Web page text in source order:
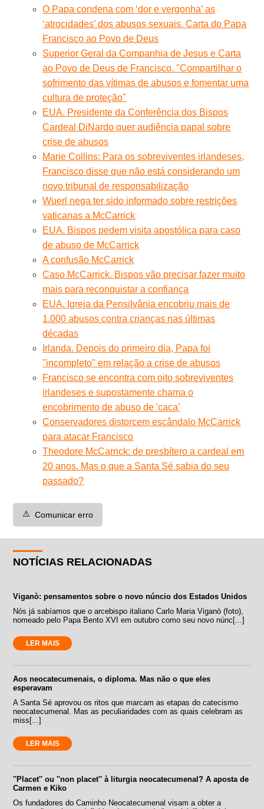
O Papa condena com ‘dor e vergonha’ as
‘atrocidades’ dos abusos sexuais. Carta do Papa
Francisco ao Povo de Deus
Superior Geral da Companhia de Jesus e Carta
ao Povo de Deus de Francisco. "Compartilhar o
sofrimento das vítimas de abusos e fomentar uma
cultura de proteção"
EUA. Presidente da Conferência dos Bispos
Cardeal DiNardo quer audiência papal sobre
crise de abusos
Marie Collins: Para os sobreviventes irlandeses,
Francisco disse que não está considerando um
novo tribunal de responsabilização
Wuerl nega ter sido informado sobre restrições
vaticanas a McCarrick
EUA. Bispos pedem visita apostólica para caso
de abuso de McCarrick
A confusão McCarrick
Caso McCarrick. Bispos vão precisar fazer muito
mais para reconquistar a confiança
EUA. Igreja da Pensilvânia encobriu mais de
1.000 abusos contra crianças nas últimas
décadas
Irlanda. Depois do primeiro dia, Papa foi
"incompleto" em relação a crise de abusos
Francisco se encontra com oito sobreviventes
irlandeses e supostamente chama o
encobrimento de abuso de 'caca'
Conservadores distorcem escândalo McCarrick
para atacar Francisco
Theodore McCarrick: de presbítero a cardeal em
20 anos. Mas o que a Santa Sé sabia do seu
passado?
⚠️ Comunicar erro
NOTÍCIAS RELACIONADAS
Viganò: pensamentos sobre o novo núncio dos Estados Unidos
Nós já sabíamos que o arcebispo italiano Carlo Maria Viganò (foto),
nomeado pelo Papa Bento XVI em outubro como seu novo núnc[...]
LER MAIS
Aos neocatecumenais, o diploma. Mas não o que eles
esperavam
A Santa Sé aprovou os ritos que marcam as etapas do catecismo
neocatecumenal. Mas as peculiaridades com as quais celebram as
miss[...]
LER MAIS
''Placet'' ou ''non placet'' à liturgia neocatecumenal? A aposta de
Carmen e Kiko
Os fundadores do Caminho Neocatecumenal visam a obter a